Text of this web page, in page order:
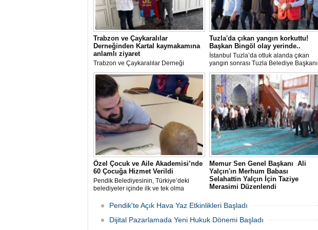
Trabzon ve Çaykaralılar
Derneğinden Kartal kaymakamına
anlamlı ziyaret
Trabzon ve Çaykaralılar Derneği
yönetim kurulu Kartal Kaymakamı Edip
Çakıcı'yı ziyaret etti.
Tuzla'da çıkan yangın korkuttu!
Başkan Bingöl olay yerinde..
İstanbul Tuzla’da otluk alanda çıkan
yangın sonrası Tuzla Belediye Başkanı
Av. Eren Ali Bingöl de bölgeye giderek
incelemelerde bulundu.
Özel Çocuk ve Aile Akademisi’nde
60 Çocuğa Hizmet Verildi
Pendik Belediyesinin, Türkiye’deki
belediyeler içinde ilk ve tek olma
Akademisi” programından ilk dönemde
60 özel çocuk yararlandı.
Memur Sen Genel Başkanı Ali
Yalçın'ın Merhum Babası
Selahattin Yalçın İçin Taziye
Merasimi Düzenlendi
rahmet-i Rahman'a kavuşan kıymetli
babası Selahattin Yalçın için, Eğitim-Bir-
Sen İstanbul Şubelerinin
Pendik'te Açık Hava Yaz Etkinlikleri Başladı
Dijital Pazarlamada Yeni Hukuk Dönemi Başladı